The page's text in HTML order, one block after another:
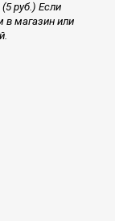
руб.) Если
в магазин или